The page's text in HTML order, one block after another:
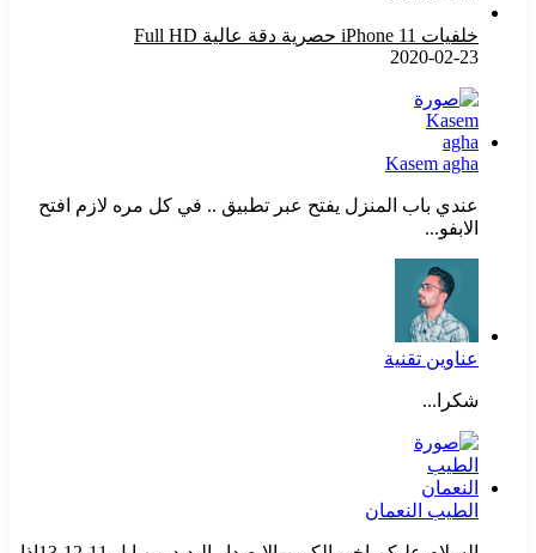
خلفيات iPhone 11 حصرية دقة عالية Full HD
2020-02-23
Kasem agha
عندي باب المنزل يفتح عبر تطبيق .. في كل مره لازم افتح
الابفو...
عناوين تقنية
شكرا...
الطيب النعمان